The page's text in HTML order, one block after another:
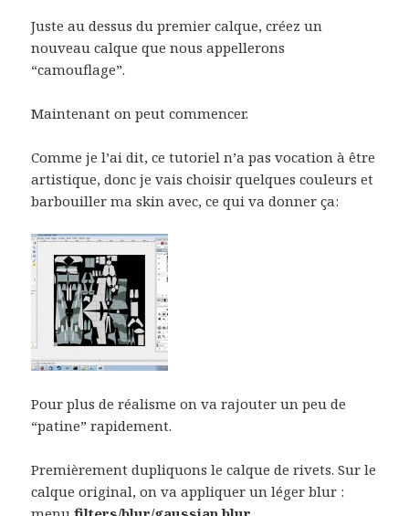
Juste au dessus du premier calque, créez un
nouveau calque que nous appellerons
“camouflage”.
Maintenant on peut commencer.
Comme je l’ai dit, ce tutoriel n’a pas vocation à être
artistique, donc je vais choisir quelques couleurs et
barbouiller ma skin avec, ce qui va donner ça:
Pour plus de réalisme on va rajouter un peu de
“patine” rapidement.
Premièrement dupliquons le calque de rivets. Sur le
calque original, on va appliquer un léger blur :